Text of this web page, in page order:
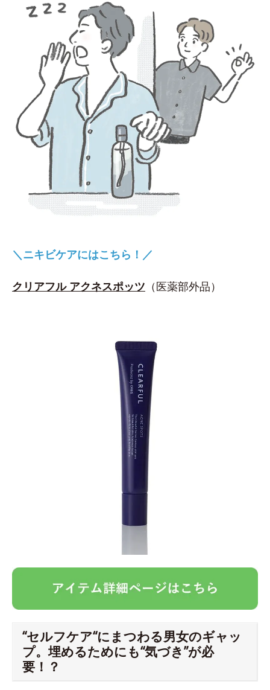
＼ニキビケアにはこちら！／
クリアフル アクネスポッツ （医薬部外品）
“セルフケア“にまつわる男女のギャッ
プ。埋めるためにも“気づき”が必
要！？